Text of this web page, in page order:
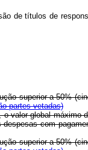
de títulos de
superior a 50%
partes vetadas)
valor global máximo
com
superior a 50%